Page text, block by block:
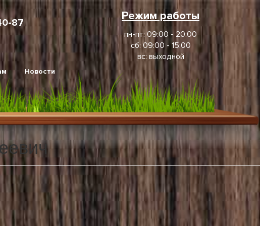
87
Новости
Режим работы
пн-пт: 09:00 - 20:00
сб: 09:00 - 15:00
вс: выходной